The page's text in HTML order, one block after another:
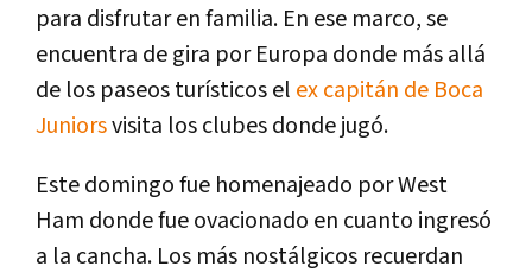
para disfrutar en familia. En ese marco, se
encuentra de gira por Europa donde más allá
de los paseos turísticos el ex capitán de Boca
Juniorsvisita los clubes donde jugó.
Este domingo fue homenajeado por West
Ham donde fue ovacionado en cuanto ingresó
a la cancha. Los más nostálgicos recuerdan